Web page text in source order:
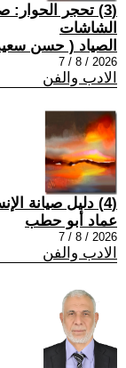
(3) تحجر
الشاشات
الصياد ‏( حسن
2026 / 8 / 7
الادب والفن
(4) دليل صيانة الإنسان المهمّش
عماد أبو حطب
2026 / 8 / 7
الادب والفن